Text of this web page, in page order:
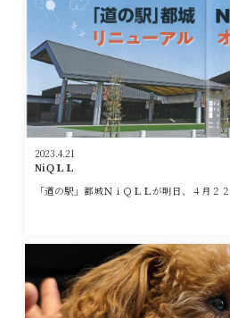
2023.4.21
NiＱＬＬ
「道の駅」都城ＮｉＱＬＬが明日、４月２